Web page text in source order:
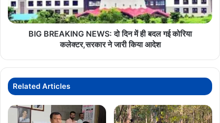
और
सुशासन
गति
ही
बदल
गई
आदेश
BIG BREAKING NEWS: दो दिन में ही बदल गई कोरिया
कलेक्टर,सरकार ने जारी किया आदेश
Related Articles